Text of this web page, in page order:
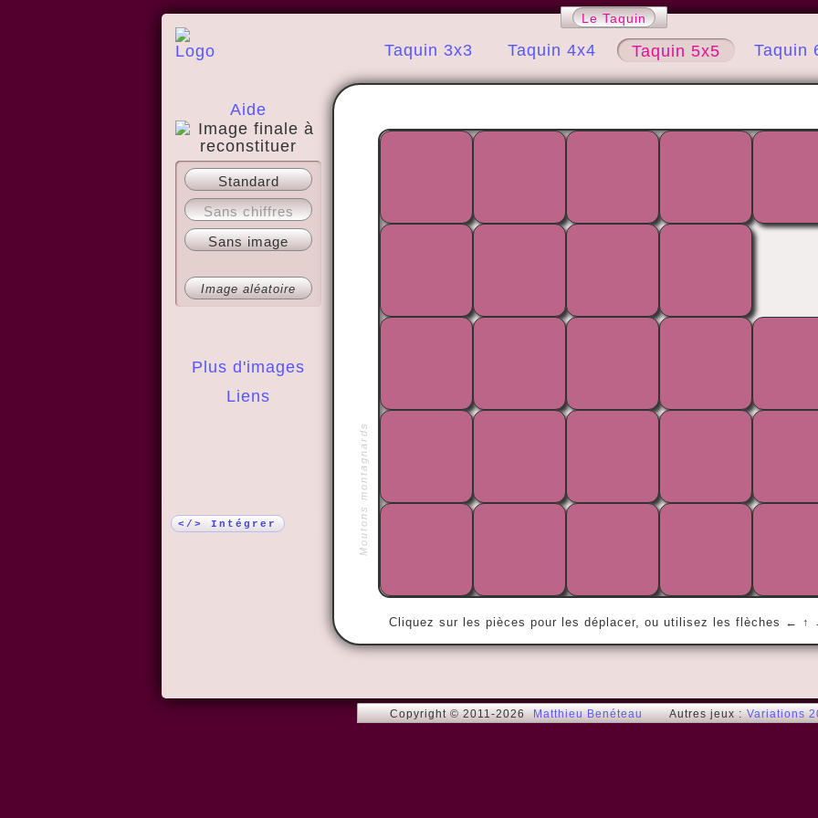
Le Taquin
Taquin 3x3 Taquin 4x4 Taquin 5x5 Taquin
Aide
A propos
Plus d'images
Liens
Standard
Sans chiffres
Sans image
Image aléatoire
</> Intégrer Moutons montagnards
Cliquez sur les pièces pour les déplacer, ou utilisez les flèches ← ↑
« L'éternité c'est long. Surtout vers la
Copyright © 2011-2026 Matthieu Benéteau Autres jeux : Variations